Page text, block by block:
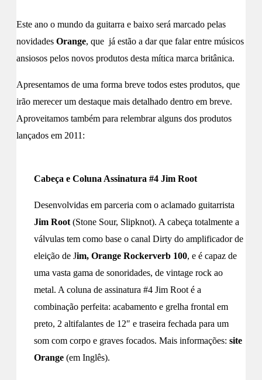
Este ano o mundo da guitarra e baixo será marcado pelas
novidades Orange, que já estão a dar que falar entre músicos
ansiosos pelos novos produtos desta mítica marca britânica.
Apresentamos de uma forma breve todos estes produtos, que
irão merecer um destaque mais detalhado dentro em breve.
Aproveitamos também para relembrar alguns dos produtos
lançados em 2011:
Cabeça e Coluna Assinatura #4 Jim Root
Desenvolvidas em parceria com o aclamado guitarrista
Jim Root (Stone Sour, Slipknot). A cabeça totalmente a
válvulas tem como base o canal Dirty do amplificador de
eleição de Jim, Orange Rockerverb 100, e é capaz de
uma vasta gama de sonoridades, de vintage rock ao
metal. A coluna de assinatura #4 Jim Root é a
combinação perfeita: acabamento e grelha frontal em
preto, 2 altifalantes de 12″ e traseira fechada para um
som com corpo e graves focados. Mais informações: site
Orange (em Inglês).